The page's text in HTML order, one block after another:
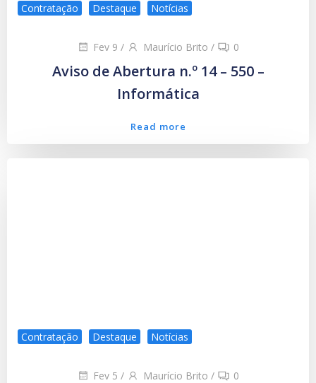
Contratação Destaque Notícias
Fev 9 / Maurício Brito / 0
Aviso de Abertura n.º 14 – 550 –
Informática
Read more
Contratação Destaque Notícias
Fev 5 / Maurício Brito / 0